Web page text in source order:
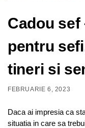
Cadou
pentru
tineri si
FEBRUARIE 6, 2023
Daca ai impresia ca
situatia in care sa